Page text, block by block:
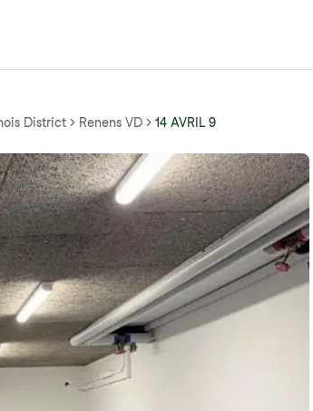
District Renens VD 14 AVRIL 9